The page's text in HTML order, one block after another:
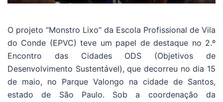
O projeto “Monstro Lixo” da Escola Profissional de Vila
do Conde (EPVC) teve um papel de destaque no 2.º
Encontro das Cidades ODS (Objetivos de
Desenvolvimento Sustentável), que decorreu no dia 15
de maio, no Parque Valongo na cidade de Santos,
estado de São Paulo. Sob a coordenação da